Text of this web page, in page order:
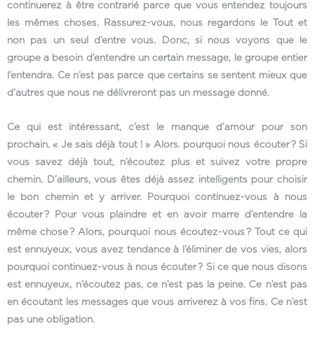
continuerez à être contrarié parce que vous entendez toujours
les mêmes choses. Rassurez-vous, nous regardons le Tout et
non pas un seul d’entre vous. Donc, si nous voyons que le
groupe a besoin d’entendre un certain message, le groupe entier
l’entendra. Ce n’est pas parce que certains se sentent mieux que
d’autres que nous ne délivreront pas un message donné.
Ce qui est intéressant, c’est le manque d’amour pour son
prochain. « Je sais déjà tout ! » Alors. pourquoi nous écouter ? Si
vous savez déjà tout, n’écoutez plus et suivez votre propre
chemin. D’ailleurs, vous êtes déjà assez intelligents pour choisir
le bon chemin et y arriver. Pourquoi continuez-vous à nous
écouter ? Pour vous plaindre et en avoir marre d’entendre la
même chose ? Alors, pourquoi nous écoutez-vous ? Tout ce qui
est ennuyeux, vous avez tendance à l’éliminer de vos vies, alors
pourquoi continuez-vous à nous écouter ? Si ce que nous disons
est ennuyeux, n’écoutez pas, ce n’est pas la peine. Ce n’est pas
en écoutant les messages que vous arriverez à vos fins. Ce n’est
pas une obligation.